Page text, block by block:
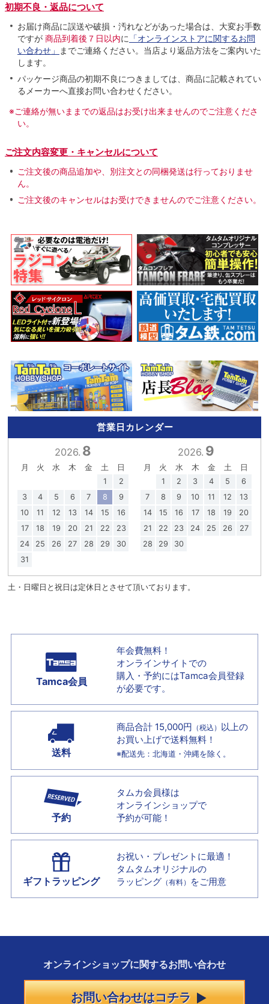
初期不良・返品について
お届け商品に誤送や破損・汚れなどがあった場合は、大変お手数
ですが 商品到着後７日以内に 「オンラインストアに関するお問
い合わせ」
までご連絡ください。当店より返品方法をご案内いた
します。
パッケージ商品の初期不良につきましては、商品に記載されてい
るメーカーへ直接お問い合わせください。
※ご連絡が無いままでの返品はお受け出来ませんのでご注意くださ
い。
ご注文内容変更・キャンセルについて
ご注文後の商品追加や、別注文との同梱発送は行っておりませ
ん。
ご注文後のキャンセルはお受けできませんのでご注意ください。
営業日カレンダー
2026. 8
月 火 水 木 金 土
日
1
2
3
4 5 6 7 8
9
10
11 12 13 14 15
16
17
18 19 20 21 22
23
24
25 26 27 28 29
30
31
2026. 9
月 火 水 木 金 土
日
1
2 3 4 5
6
7
8 9 10 11 12
13
14
15 16 17 18 19
20
21
22 23 24 25 26
27
28
29 30
土・日曜日と祝日は定休日とさせて頂いております。
Tamca会員
年会費無料！
オンラインサイトでの
購入・予約にはTamca会員登録
が必要です。
送料
商品合計 15,000円 （税込） 以上の
お買い上げで送料無料！
※配送先：北海道・沖縄を除く。
予約
タムカ会員様は
オンラインショップで
予約が可能！
ギフトラッピング
お祝い・プレゼントに最適！
タムタムオリジナルの
ラッピング （有料） をご用意
オンラインショップに関するお問い合わせ
お問い合わせはコチラ